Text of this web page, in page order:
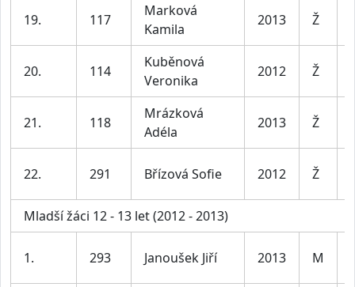
19. 117
Marková
Kamila
2013 Ž
20. 114
Kuběnová
Veronika
2012 Ž
21. 118
Mrázková
Adéla
2013 Ž
22. 291 Břízová Sofie 2012 Ž
Mladší žáci 12 - 13 let (2012 - 2013)
1. 293 Janoušek Jiří 2013 M